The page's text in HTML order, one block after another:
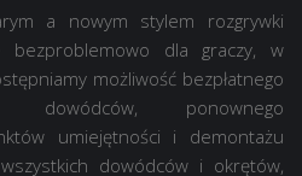
a nowym stylem rozgrywki
bezproblemowo dla graczy, w
możliwość bezpłatnego
dowódców, ponownego
umiejętności i demontażu
dowódców i okrętów,